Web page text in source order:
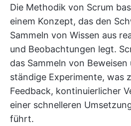
Die Methodik von Scrum
einem Konzept, das den
Sammeln von Wissen aus
und Beobachtungen legt.
das Sammeln von
ständige Experimente, was
Feedback, kontinuierlicher
einer schnelleren
führt.